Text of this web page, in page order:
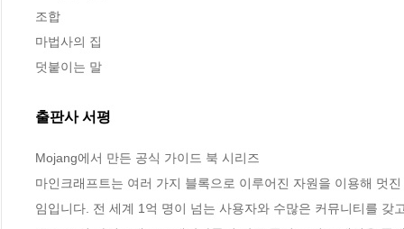
조합
마법사의 집
덧붙이는 말
출판사 서평
Mojang에서 만든 공식 가이드 북 시리즈
마인크래프트는 여러 가지 블록으로 이루어진 자원을 이용해 멋
임입니다. 전 세계 1억 명이 넘는 사용자와 수많은 커뮤니티를